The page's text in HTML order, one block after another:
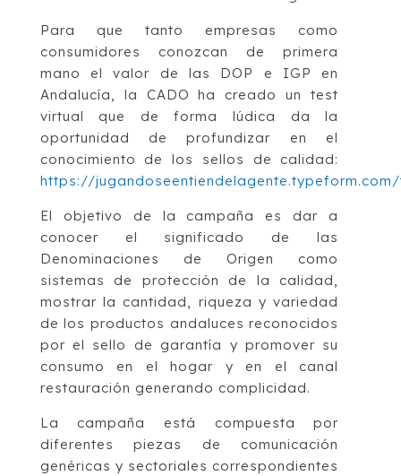
Para que tanto empresas como
consumidores conozcan de primera
mano el valor de las DOP e IGP en
Andalucía, la CADO ha creado un test
virtual que de forma lúdica da la
oportunidad de profundizar en el
conocimiento de los sellos de calidad:
https://
El objetivo de la campaña es dar a
conocer el significado de las
Denominaciones de Origen como
sistemas de protección de la calidad,
mostrar la cantidad, riqueza y variedad
de los productos andaluces reconocidos
por el sello de garantía y promover su
consumo en el hogar y en el canal
restauración generando complicidad.
La campaña está compuesta por
diferentes piezas de comunicación
genéricas y sectoriales correspondientes